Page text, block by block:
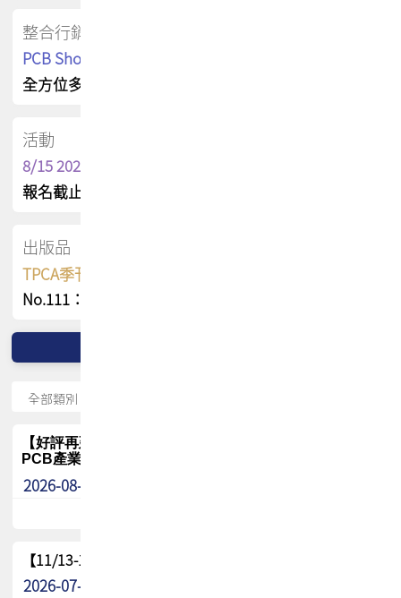
整合行銷
PCB Shop 採購指南
全方位多元曝光方案
活動
8/15 2026 TPCA健康盃保齡球聯誼賽
報名截止日 : 8/3 活動日期 : 8/15
出版品
TPCA季刊 FREE 線上版
No.111：PCB全球風險布局與韌性
【好評再延長】PCB GPT 全面開放體驗延長到8月!!
PCB產業專屬 AI 知識平台
2026-08-04
【11/13-15】2026 TPCA 百岳登頂_南橫三星
2026-07-22